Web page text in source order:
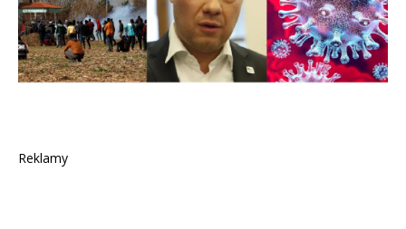
Reklamy